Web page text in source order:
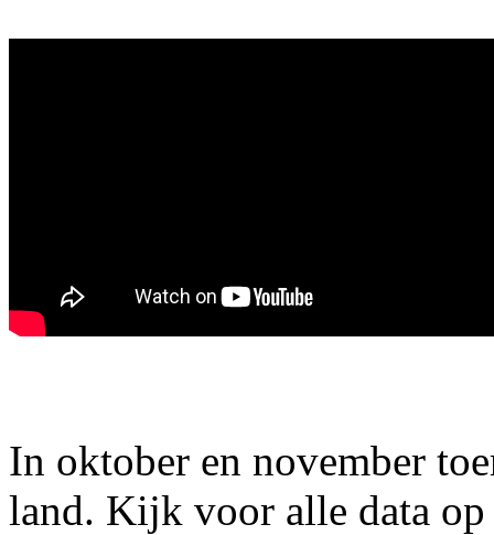
In oktober en november
land. Kijk voor alle data